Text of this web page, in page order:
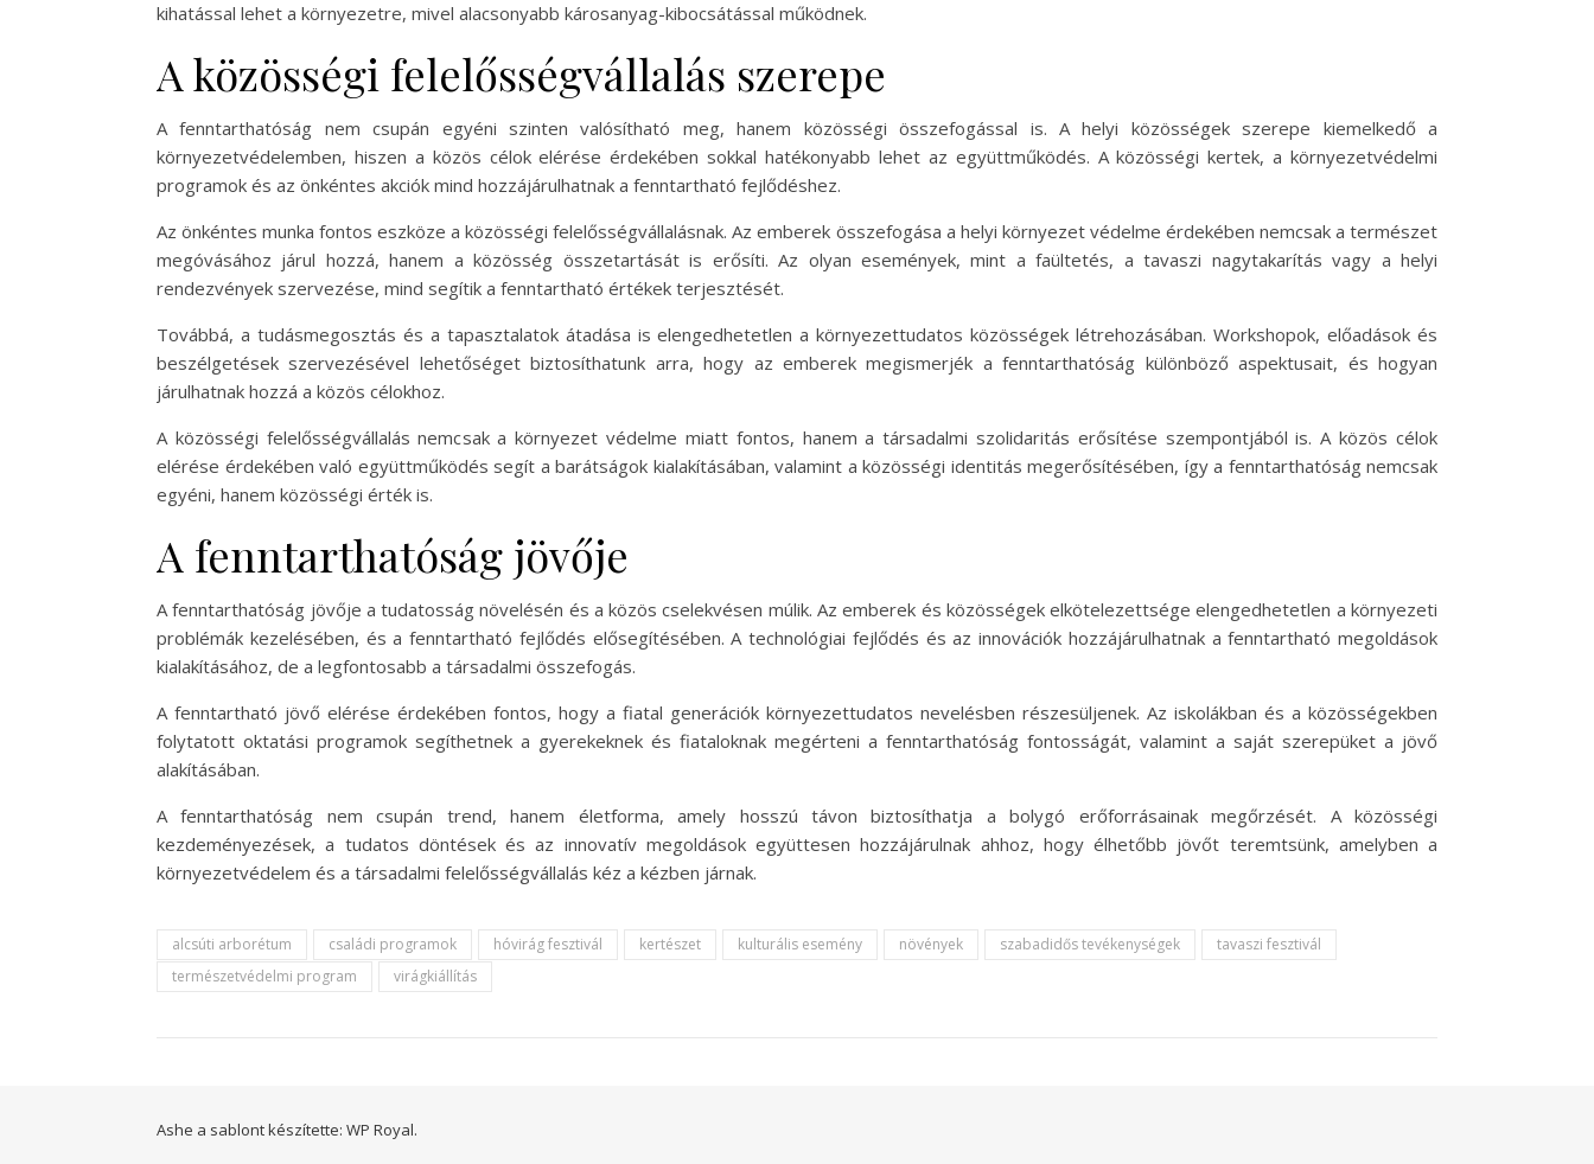
kihatással lehet a környezetre, mivel alacsonyabb károsanyag-kibocsátással működnek.
A közösségi felelősségvállalás szerepe
A fenntarthatóság nem csupán egyéni szinten valósítható meg, hanem közösségi összefogással is. A helyi közösségek szerepe kiemelkedő a
környezetvédelemben, hiszen a közös célok elérése érdekében sokkal hatékonyabb lehet az együttműködés. A közösségi kertek, a környezetvédelmi
programok és az önkéntes akciók mind hozzájárulhatnak a fenntartható fejlődéshez.
Az önkéntes munka fontos eszköze a közösségi felelősségvállalásnak. Az emberek összefogása a helyi környezet védelme érdekében nemcsak a természet
megóvásához járul hozzá, hanem a közösség összetartását is erősíti. Az olyan események, mint a faültetés, a tavaszi nagytakarítás vagy a helyi
rendezvények szervezése, mind segítik a fenntartható értékek terjesztését.
Továbbá, a tudásmegosztás és a tapasztalatok átadása is elengedhetetlen a környezettudatos közösségek létrehozásában. Workshopok, előadások és
beszélgetések szervezésével lehetőséget biztosíthatunk arra, hogy az emberek megismerjék a fenntarthatóság különböző aspektusait, és hogyan
járulhatnak hozzá a közös célokhoz.
A közösségi felelősségvállalás nemcsak a környezet védelme miatt fontos, hanem a társadalmi szolidaritás erősítése szempontjából is. A közös célok
elérése érdekében való együttműködés segít a barátságok kialakításában, valamint a közösségi identitás megerősítésében, így a fenntarthatóság nemcsak
egyéni, hanem közösségi érték is.
A fenntarthatóság jövője
A fenntarthatóság jövője a tudatosság növelésén és a közös cselekvésen múlik. Az emberek és közösségek elkötelezettsége elengedhetetlen a környezeti
problémák kezelésében, és a fenntartható fejlődés elősegítésében. A technológiai fejlődés és az innovációk hozzájárulhatnak a fenntartható megoldások
kialakításához, de a legfontosabb a társadalmi összefogás.
A fenntartható jövő elérése érdekében fontos, hogy a fiatal generációk környezettudatos nevelésben részesüljenek. Az iskolákban és a közösségekben
folytatott oktatási programok segíthetnek a gyerekeknek és fiataloknak megérteni a fenntarthatóság fontosságát, valamint a saját szerepüket a jövő
alakításában.
A fenntarthatóság nem csupán trend, hanem életforma, amely hosszú távon biztosíthatja a bolygó erőforrásainak megőrzését. A közösségi
kezdeményezések, a tudatos döntések és az innovatív megoldások együttesen hozzájárulnak ahhoz, hogy élhetőbb jövőt teremtsünk, amelyben a
környezetvédelem és a társadalmi felelősségvállalás kéz a kézben járnak.
alcsúti arborétum családi programok hóvirág fesztivál kertészet kulturális esemény növények szabadidős tevékenységek
tavaszi fesztivál
természetvédelmi program
virágkiállítás
Ashe a sablont készítette: WP Royal.